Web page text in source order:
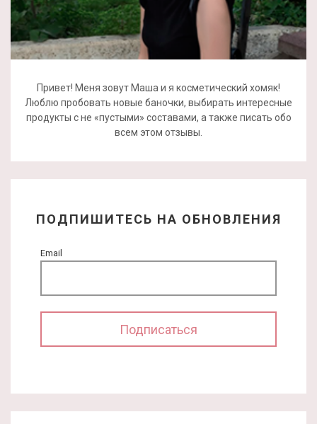
Привет! Меня зовут Маша и я косметический хомяк!
Люблю пробовать новые баночки, выбирать интересные
продукты с не «пустыми» составами, а также писать обо
всем этом отзывы.
ПОДПИШИТЕСЬ НА ОБНОВЛЕНИЯ
Email